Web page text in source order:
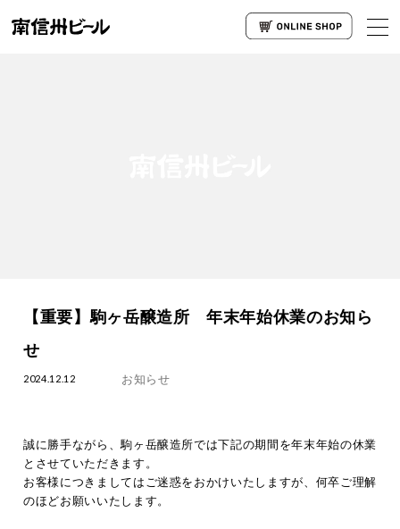
【重要】駒ヶ岳醸造所 年末年始休業のお知ら
せ
2024.12.12 お知らせ
誠に勝手ながら、駒ヶ岳醸造所では下記の期間を年末年始の休業
とさせていただきます。
お客様につきましてはご迷惑をおかけいたしますが、何卒ご理解
のほどお願いいたします。